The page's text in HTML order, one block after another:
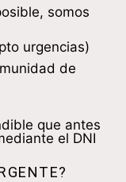
somos
urgencias)
de
que antes
el DNI